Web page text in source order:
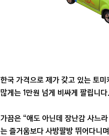
한국 가격으로 제가 갖고 있는 토
많게는 1만원 넘게 비싸게 팔립니다.
가끔은 “애도 아닌데 장난감 사느
는 즐거움보다 사방팔방 뛰어다니